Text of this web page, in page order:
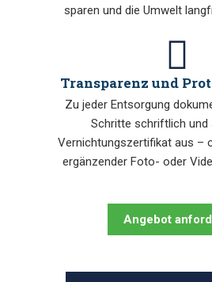
sparen und die Umwelt
Transparenz und
Zu jeder Entsorgung
Schritte schriftlich und
Vernichtungszertifikat aus –
ergänzender Foto- oder
Angebot